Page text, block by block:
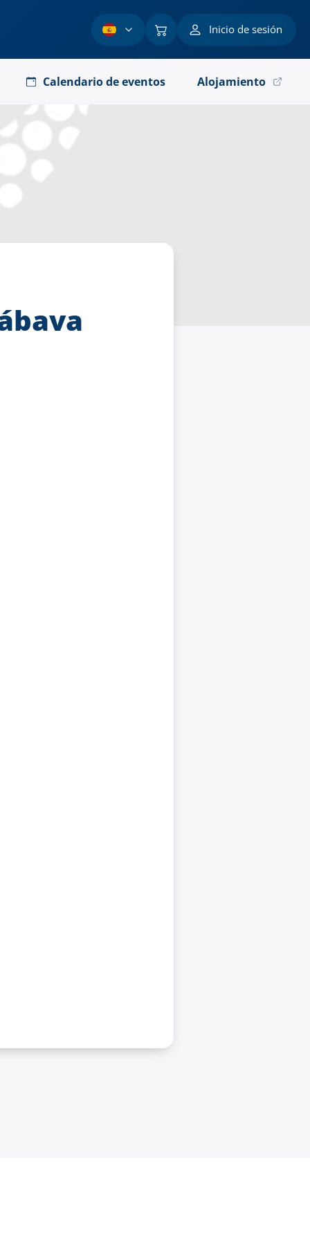
Inicio de sesión
Calendario de eventos Alojamiento